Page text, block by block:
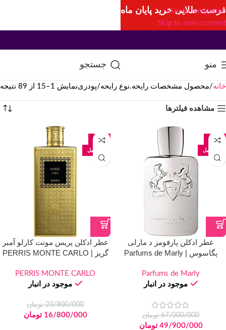
Skip to navigation
Skip to main content
منو جستجو
خانه محصول مشخصات رایحه.نوع رایحه پودرینمایش 1–15 از 89 نتیجه
مشاهده فیلترها
-26%
عطر ادکلن پارفومز د مارلی
پگاسوس | Parfums de Marly
Parfums de Marly
موجود در انبار
67/000/000 تومان
49/900/000 تومان
-29%
عطر ادکلن پریس مونت کارلو آمبر
گریز | PERRIS MONTE CARLO
PERRIS MONTE CARLO
موجود در انبار
23/800/000 تومان
16/800/000 تومان
فرصت طلایی خرید پایان ماه